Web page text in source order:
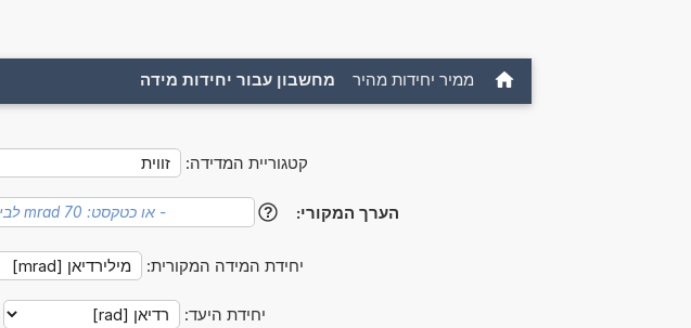
ממיר יחידות מהיר מחשבון עבור יחידות מידה
קטגוריית המדידה:
הערך המקורי: ?
יחידת המידה המקורית:
יחידת היעד: